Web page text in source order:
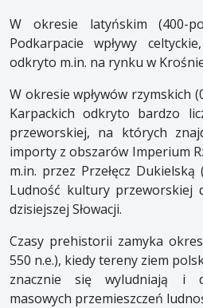
W okresie latyńskim (400-
Podkarpacie wpływy
odkryto m.in. na rynku w
W okresie wpływów rzymskich
Karpackich odkryto bardzo
przeworskiej, na których
importy z obszarów Imperium
m.in. przez Przełęcz
Ludność kultury przeworskiej
dzisiejszej Słowacji.
Czasy prehistorii zamyka
550 n.e.), kiedy tereny ziem
znacznie się wyludniają i
masowych przemieszczeń